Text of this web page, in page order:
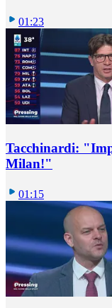
01:23
Tacchinardi:
Milan!"
01:15